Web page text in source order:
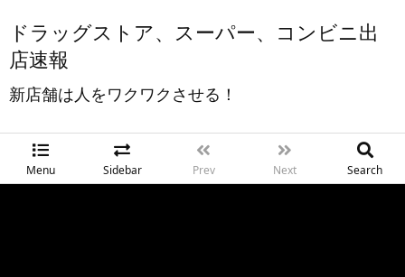
ドラッグストア、スーパー、コンビニ出
店速報
新店舗は人をワクワクさせる！
Menu Sidebar Prev Next Search